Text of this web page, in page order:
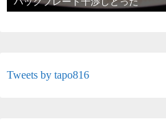
Tweets by tapo816